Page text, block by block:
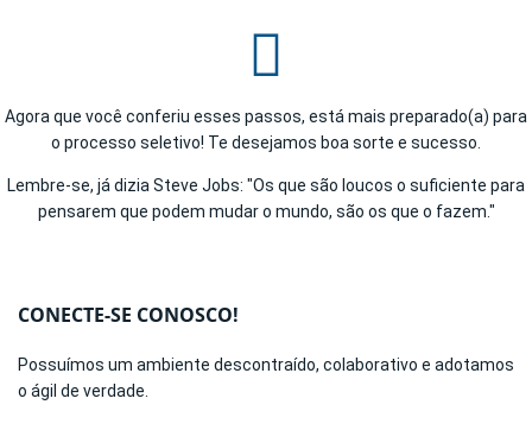
Agora que você conferiu esses passos, está mais preparado(a) para
o processo seletivo! Te desejamos boa sorte e sucesso.
Lembre-se, já dizia Steve Jobs: "Os que são loucos o suficiente para
pensarem que podem mudar o mundo, são os que o fazem."
CONECTE-SE CONOSCO!
Possuímos um ambiente descontraído, colaborativo e adotamos
o ágil de verdade.